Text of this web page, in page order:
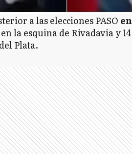
a las elecciones PASO en
la esquina de Rivadavia y 14
Plata.